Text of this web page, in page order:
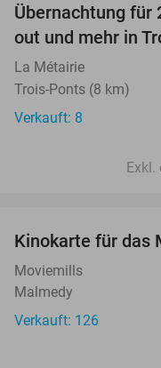
Übernachtung für
out und mehr in
La Métairie
Trois-Ponts (8 km)
Verkauft: 8
Exkl.
Kinokarte für das
Moviemills
Malmedy
Verkauft: 126